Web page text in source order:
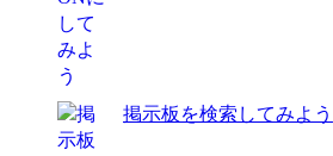
掲示板を検索してみよう